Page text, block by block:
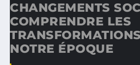
CHANGEMENTS
COMPRENDRE LES
NOTRE ÉPOQUE